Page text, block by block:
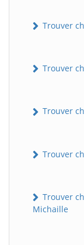
Trouver
Trouver
Trouver
Trouver
Trouver
Michaille